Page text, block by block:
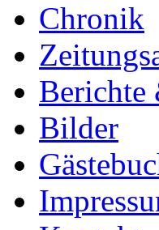
Chronik
Berichte
Bilder